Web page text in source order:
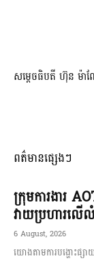
សម្តេចធិបតី ហ៊ុន ម៉ាណ
ពត៌មានផ្សេងៗ
ក្រុមការងារ
វាយប្រហារលើ
6 August, 2026
យោងតាមការបង្ហោះផ្ស